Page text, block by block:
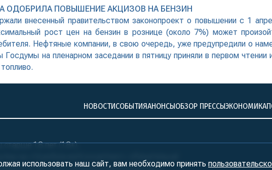
ОДОБРИЛА ПОВЫШЕНИЕ АКЦИЗОВ НА БЕНЗИН
внесенный правительством законопроект о повышении с 1
рост цен на бензин в рознице (около 7%) может
Нефтяные компании, в свою очередь, уже предупредили о
на пленарном заседании в пятницу приняли в первом
НОВОСТИСОБЫТИЯАНОНСЫОБЗОР ПРЕССЫЭКОНОМИКА
18 лет (18+)
использовать наш сайт, вам необходимо принять